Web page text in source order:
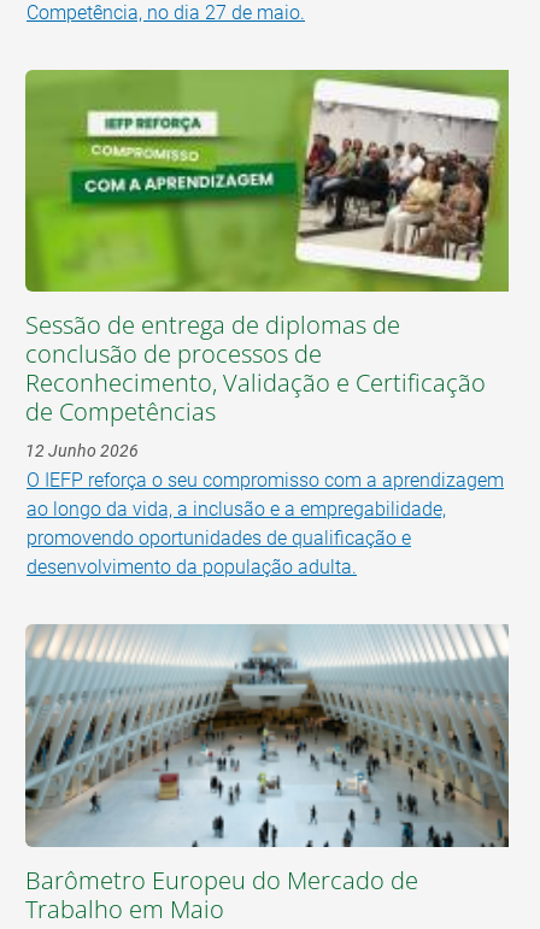
Competência, no dia 27 de maio.
Sessão de entrega de diplomas de
conclusão de processos de
Reconhecimento, Validação e Certificação
de Competências
12 Junho 2026
O IEFP reforça o seu compromisso com a aprendizagem
ao longo da vida, a inclusão e a empregabilidade,
promovendo oportunidades de qualificação e
desenvolvimento da população adulta.
Barômetro Europeu do Mercado de
Trabalho em Maio